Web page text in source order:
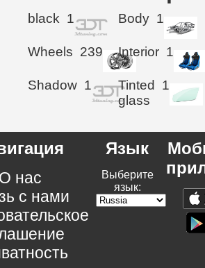
black 1 Body 1
Wheels 239 Interior 1
Shadow 1
Tinted
glass
1
нас
с нами
Язык
Выберите
язык: